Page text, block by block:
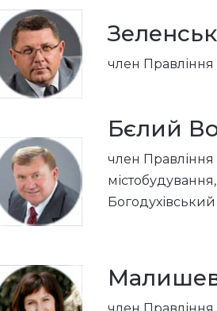
член Правління
Бєлий
член Правління